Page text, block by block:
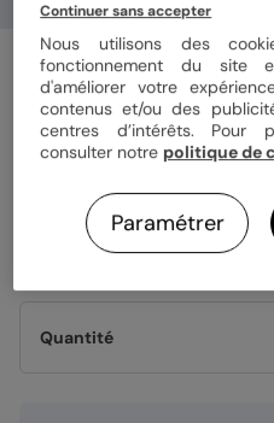
Mug annonce grossesse
Tu vas être mamie
Matériau
Format
Quantité
Continuer sans accepter
Nous utilisons des
fonctionnement du site
d'améliorer votre
contenus et/ou des
centres d’intérêts. Pour
consulter notre politique de
Paramétrer